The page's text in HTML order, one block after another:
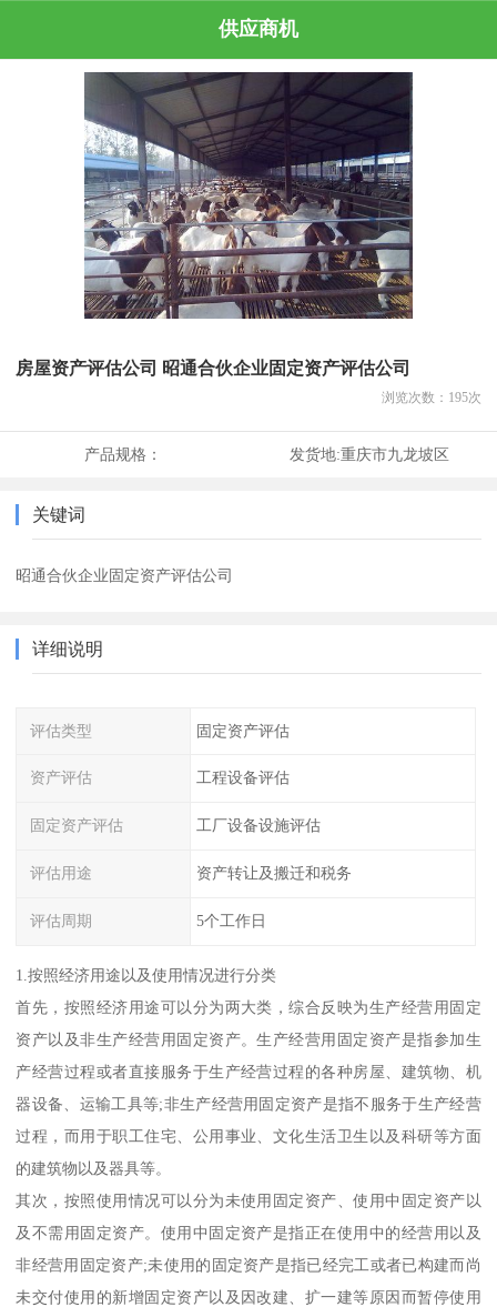
供应商机
房屋资产评估公司 昭通合伙企业固定资产评估公司
浏览次数： 195次
产品规格： 发货地:重庆市九龙坡区
关键词
昭通合伙企业固定资产评估公司
详细说明
评估类型 固定资产评估
资产评估 工程设备评估
固定资产评估 工厂设备设施评估
评估用途 资产转让及搬迁和税务
评估周期 5个工作日
1.按照经济用途以及使用情况进行分类
首先，按照经济用途可以分为两大类，综合反映为生产经营用固定
资产以及非生产经营用固定资产。生产经营用固定资产是指参加生
产经营过程或者直接服务于生产经营过程的各种房屋、建筑物、机
器设备、运输工具等;非生产经营用固定资产是指不服务于生产经营
过程，而用于职工住宅、公用事业、文化生活卫生以及科研等方面
的建筑物以及器具等。
其次，按照使用情况可以分为未使用固定资产、使用中固定资产以
及不需用固定资产。使用中固定资产是指正在使用中的经营用以及
非经营用固定资产;未使用的固定资产是指已经完工或者已构建而尚
未交付使用的新增固定资产以及因改建、扩一建等原因而暂停使用